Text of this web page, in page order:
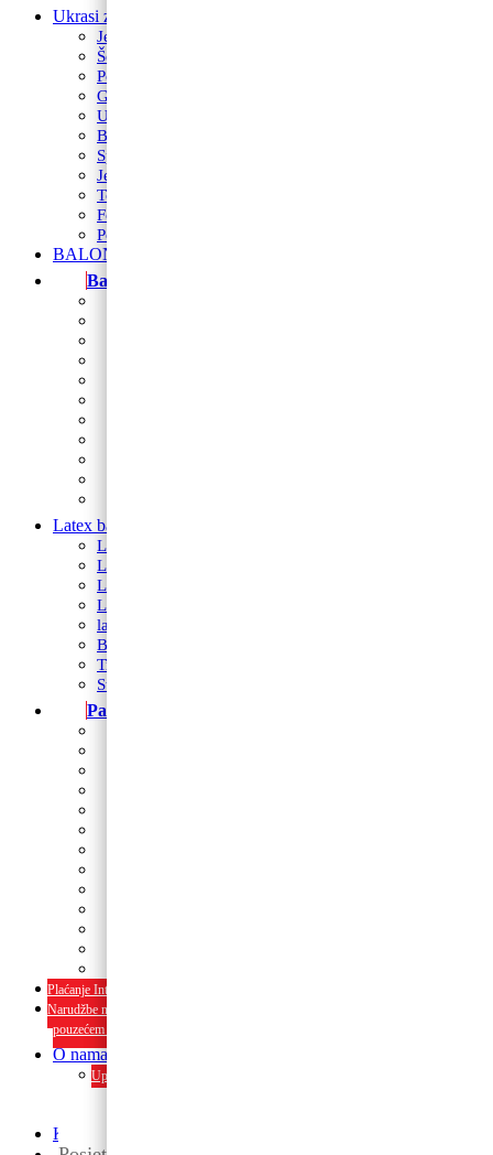
Ukrasi za torte
Jestivi ukrasi za torte
Šečerne mase fondant
Posipi
Glazure i preljevi
Ukrasi od marcipana
Boja za kolače
Sprejevi za slastice
Jestivi flomasteri
Toperi
Fontane i prskalice
Podlošci za torte i kolače
BALONI NA HRVATSKOM JEZIKU
Baloni
Latex baloni
Latex balon 5″
Latex baloni 10″
Latex balon 12″
Latex balon ogledalo 12″
latex baloni s tiskom
Baloni za Modeliranje
Trakice
Stalci za dekoriranje
Party program
Plaćanje Internet bankarstvom i pouzećem
Narudžbe napravljene do 12:00 sati šaljemo isti radni dan, Dostava iznosi 5€ plaćanje
pouzećem može se razlikovati ovisno o mjestu. Vrijeme dostave je 3 do 5 radnih
O nama
Upoznaj nas ili posjeti u trgovini. Osim proizvoda nudimo i usluge
Kontakt